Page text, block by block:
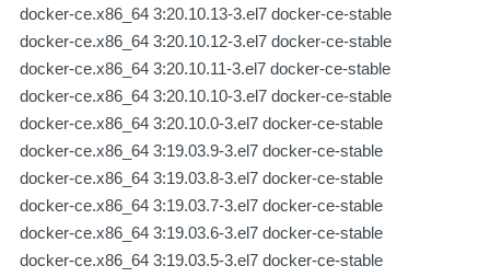
docker-ce.x86_64 3:20.10.13-3.el7 docker-ce-stable
docker-ce.x86_64 3:20.10.12-3.el7 docker-ce-stable
docker-ce.x86_64 3:20.10.11-3.el7 docker-ce-stable
docker-ce.x86_64 3:20.10.10-3.el7 docker-ce-stable
docker-ce.x86_64 3:20.10.0-3.el7 docker-ce-stable
docker-ce.x86_64 3:19.03.9-3.el7 docker-ce-stable
docker-ce.x86_64 3:19.03.8-3.el7 docker-ce-stable
docker-ce.x86_64 3:19.03.7-3.el7 docker-ce-stable
docker-ce.x86_64 3:19.03.6-3.el7 docker-ce-stable
docker-ce.x86_64 3:19.03.5-3.el7 docker-ce-stable